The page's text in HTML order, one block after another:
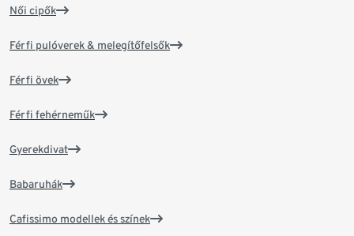
Női cipők
Férfi pulóverek & melegítőfelsők
Férfi övek
Férfi fehérneműk
Gyerekdivat
Babaruhák
Cafissimo modellek és színek